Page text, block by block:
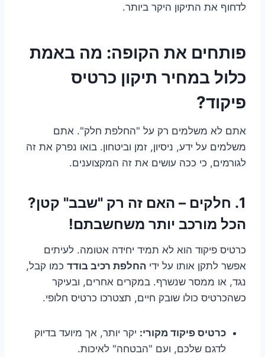
לדחוף את התיקון היקר ביותר.
פותחים את הקופה: מה באמת
כלול במחיר תיקון כרטיס
פיקוד?
אתם לא משלמים רק על "החלפת חלק". אתם
משלמים על ידע, ניסיון, זמן וביטחון. בואו נפרק את זה
לגורמים, כי ככה עושים את זה המקצוענים.
1. חלקים – האם זה רק "שבב" קטן?
הכל מורכב יותר משחשבתם!
כרטיס פיקוד הוא לא תמיד יחידה אטומה. לעיתים
אפשר לתקן אותו על ידי החלפת רכיב בודד כמו קבל,
נגד, או ממסר שנשרף. במקרים אחרים, ובעיקר
כשהכרטיס כולו שובק חיים, תצטרכו כרטיס חלופי.
כרטיס פיקוד מקורי: יקר יותר, אך מיועד בדיוק
לדגם שלכם, ועם "הבטחה" לאיכות.